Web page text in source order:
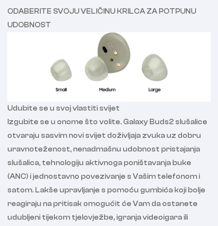
ODABERITE SVOJU VELIČINU KRILCA ZA POTPUNU
UDOBNOST
Udubite se u svoj vlastiti svijet
Izgubite se u onome što volite. Galaxy Buds2 slušalice
otvaraju sasvim novi svijet doživljaja zvuka uz dobru
uravnoteženost, nenadmašnu udobnost pristajanja
slušalica, tehnologiju aktivnoga poništavanja buke
(ANC) i jednostavno povezivanje s Vašim telefonom i
satom. Lakše upravljanje s pomoću gumbića koji bolje
reagiraju na pritisak omogućit će Vam da ostanete
udubljeni tijekom tjelovježbe, igranja videoigara ili